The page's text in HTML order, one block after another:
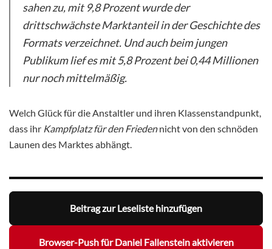
sahen zu, mit 9,8 Prozent wurde der
drittschwächste Marktanteil in der Geschichte des
Formats verzeichnet. Und auch beim jungen
Publikum lief es mit 5,8 Prozent bei 0,44 Millionen
nur noch mittelmäßig.
Welch Glück für die Anstaltler und ihren Klassenstandpunkt,
dass ihr Kampfplatz für den Friedennicht von den schnöden
Launen des Marktes abhängt.
Beitrag zur Leseliste hinzufügen
Browser-Push für Daniel Fallenstein aktivieren